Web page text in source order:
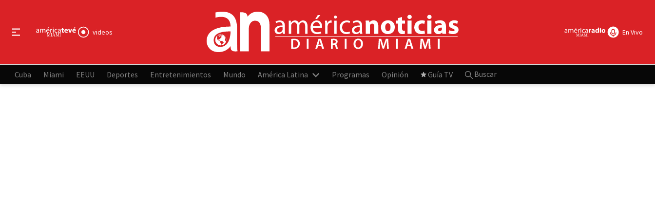
videos En Vivo
Cuba Miami EEUU Deportes Entretenimientos Mundo América Latina Programas Opinión Guía TV Buscar